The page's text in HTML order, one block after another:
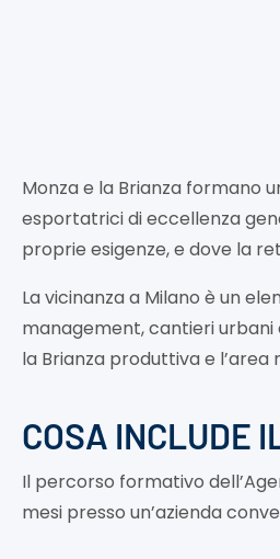
Monza e la Brianza formano
esportatrici di eccellenza
proprie esigenze, e dove la
La vicinanza a Milano è un
management, cantieri urbani
la Brianza produttiva e
COSA INCLUDE
Il percorso formativo
mesi presso un’azienda